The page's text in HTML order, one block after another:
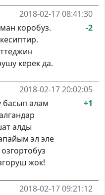
2018-02-17 08:41:30
коробуз.
керек да.
-2
2018-02-17 20:02:05
басып алам
алды
эл эле
жок!
+1
2018-02-17 09:21:12